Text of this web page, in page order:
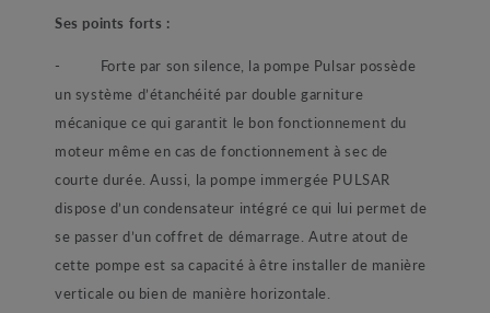
Ses points forts :
- Forte par son silence, la pompe Pulsar possède
un système d’étanchéité par double garniture
mécanique ce qui garantit le bon fonctionnement du
moteur même en cas de fonctionnement à sec de
courte durée. Aussi, la pompe immergée PULSAR
dispose d’un condensateur intégré ce qui lui permet de
se passer d’un coffret de démarrage. Autre atout de
cette pompe est sa capacité à être installer de manière
verticale ou bien de manière horizontale.